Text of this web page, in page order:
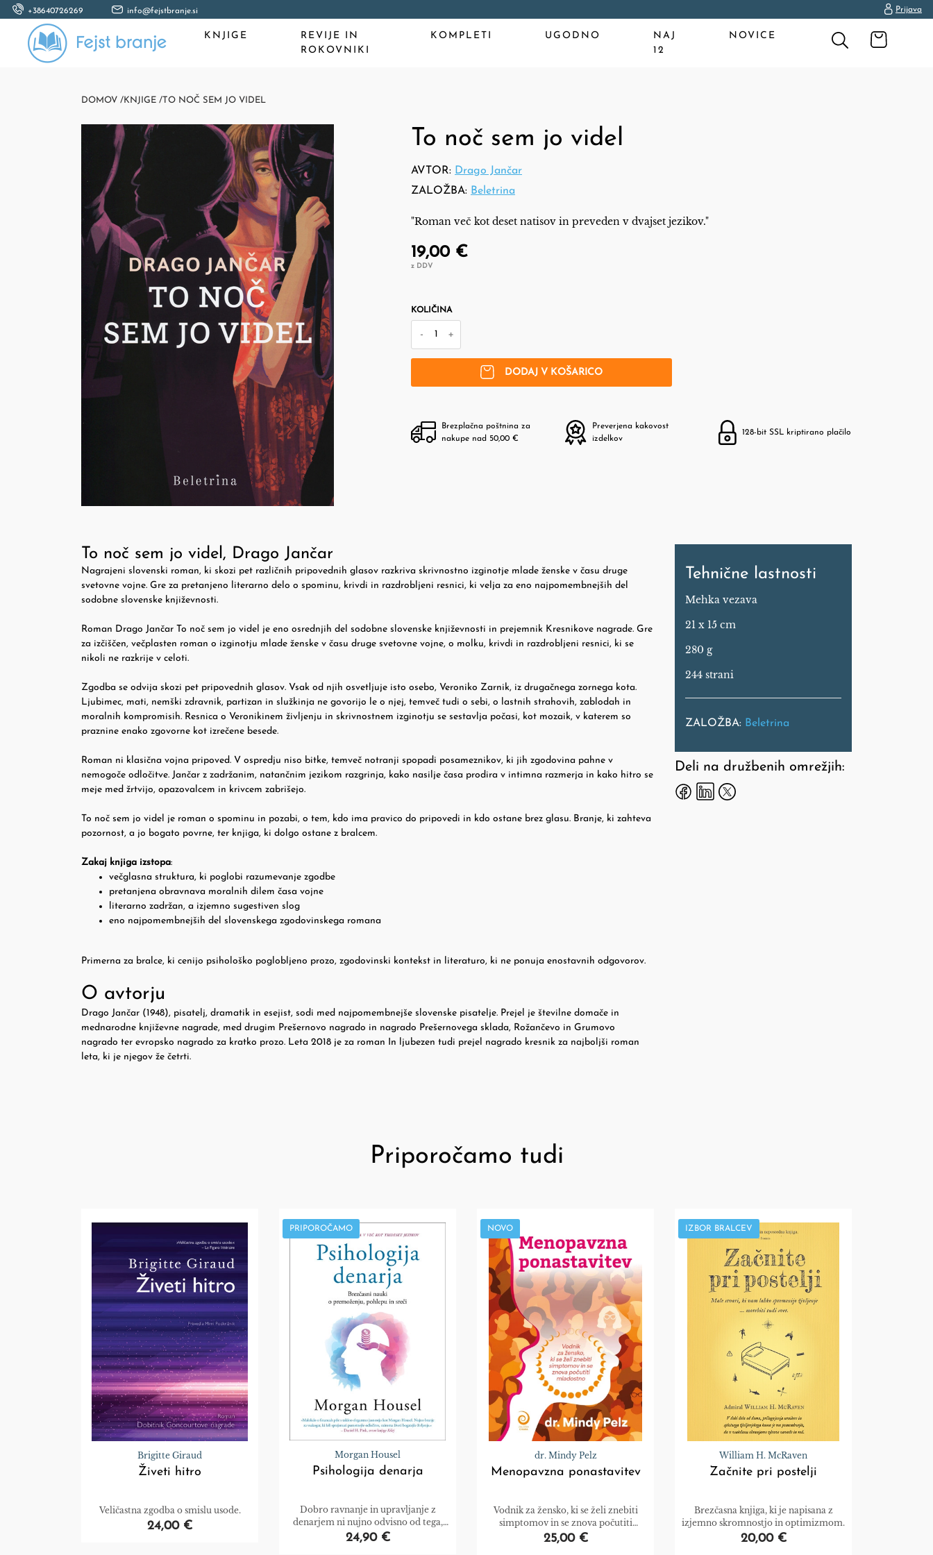
+38640726269 info@fejstbranje.si Prijava
KNJIGE
REVIJE IN
ROKOVNIKI
KOMPLETI UGODNO
NAJ
12
NOVICE
DOMOV /KNJIGE /TO NOČ SEM JO VIDEL
To noč sem jo videl
AVTOR: Drago Jančar
ZALOŽBA: Beletrina
"Roman več kot deset natisov in preveden v dvajset jezikov."
19,00 €
z DDV
KOLIČINA
- +
DODAJ V KOŠARICO
Brezplačna poštnina za
nakupe nad 50,00 €
Preverjena kakovost
izdelkov
128-bit SSL kriptirano plačilo
To noč sem jo videl, Drago Jančar
Nagrajeni slovenski roman, ki skozi pet različnih pripovednih glasov razkriva skrivnostno izginotje mlade ženske v času druge
svetovne vojne. Gre za pretanjeno literarno delo o spominu, krivdi in razdrobljeni resnici, ki velja za eno najpomembnejših del
sodobne slovenske književnosti.
Roman Drago Jančar To noč sem jo videl je eno osrednjih del sodobne slovenske književnosti in prejemnik Kresnikove nagrade. Gre
za izčiščen, večplasten roman o izginotju mlade ženske v času druge svetovne vojne, o molku, krivdi in razdrobljeni resnici, ki se
nikoli ne razkrije v celoti.
Zgodba se odvija skozi pet pripovednih glasov. Vsak od njih osvetljuje isto osebo, Veroniko Zarnik, iz drugačnega zornega kota.
Ljubimec, mati, nemški zdravnik, partizan in služkinja ne govorijo le o njej, temveč tudi o sebi, o lastnih strahovih, zablodah in
moralnih kompromisih. Resnica o Veronikinem življenju in skrivnostnem izginotju se sestavlja počasi, kot mozaik, v katerem so
praznine enako zgovorne kot izrečene besede.
Roman ni klasična vojna pripoved. V ospredju niso bitke, temveč notranji spopadi posameznikov, ki jih zgodovina pahne v
nemogoče odločitve. Jančar z zadržanim, natančnim jezikom razgrinja, kako nasilje časa prodira v intimna razmerja in kako hitro se
meje med žrtvijo, opazovalcem in krivcem zabrišejo.
To noč sem jo videl je roman o spominu in pozabi, o tem, kdo ima pravico do pripovedi in kdo ostane brez glasu. Branje, ki zahteva
pozornost, a jo bogato povrne, ter knjiga, ki dolgo ostane z bralcem.
Zakaj knjiga izstopa:
večglasna struktura, ki poglobi razumevanje zgodbe
pretanjena obravnava moralnih dilem časa vojne
literarno zadržan, a izjemno sugestiven slog
eno najpomembnejših del slovenskega zgodovinskega romana
Primerna za bralce, ki cenijo psihološko poglobljeno prozo, zgodovinski kontekst in literaturo, ki ne ponuja enostavnih odgovorov.
O avtorju
Drago Jančar (1948), pisatelj, dramatik in esejist, sodi med najpomembnejše slovenske pisatelje. Prejel je številne domače in
mednarodne književne nagrade, med drugim Prešernovo nagrado in nagrado Prešernovega sklada, Rožančevo in Grumovo
nagrado ter evropsko nagrado za kratko prozo. Leta 2018 je za roman In ljubezen tudi prejel nagrado kresnik za najboljši roman
leta, ki je njegov že četrti.
Tehnične lastnosti
Mehka vezava
21 x 15 cm
280 g
244 strani
ZALOŽBA: Beletrina
Deli na družbenih omrežjih:
Priporočamo tudi
Brigitte Giraud
Živeti hitro
Veličastna zgodba o smislu usode.
24,00 €
PRIPOROČAMO
Morgan Housel
Psihologija denarja
Dobro ravnanje in upravljanje z
denarjem ni nujno odvisno od tega,
kaj veste. Pogosto je povezano z vašim
obnašanjem nasploh. Obnašanja pa se
24,90 €
NOVO
dr. Mindy Pelz
Menopavzna ponastavitev
Vodnik za žensko, ki se želi znebiti
simptomov in se znova počutiti
mladostno
25,00 €
IZBOR BRALCEV
William H. McRaven
Začnite pri postelji
Brezčasna knjiga, ki je napisana z
izjemno skromnostjo in optimizmom.
20,00 €